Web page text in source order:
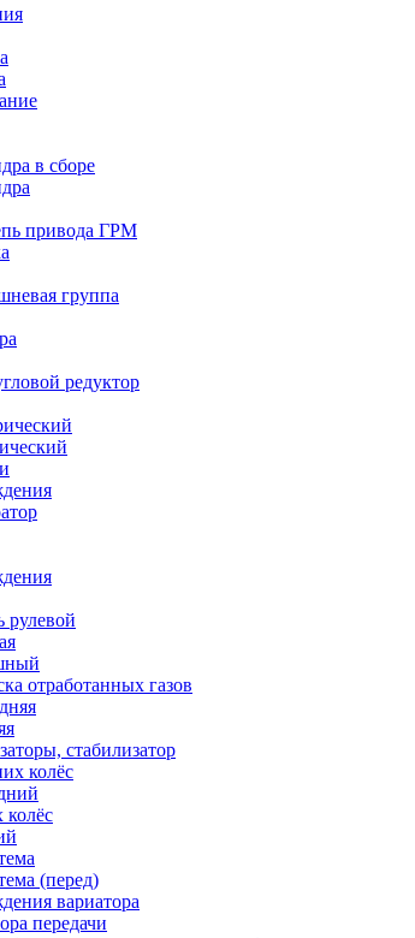
в сборе
привода ГРМ
группа
редуктор
рулевой
отработанных газов
стабилизатор
колёс
колёс
(перед)
вариатора
передачи